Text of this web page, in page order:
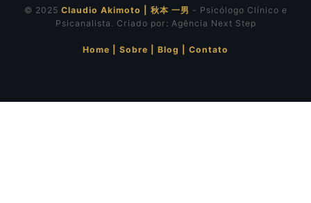
© 2025 Claudio Akimoto | 秋本 一男 - Psicólogo Clínico e
Psicanalista. Criado por: Agência Next Step
Home Sobre Blog Contato